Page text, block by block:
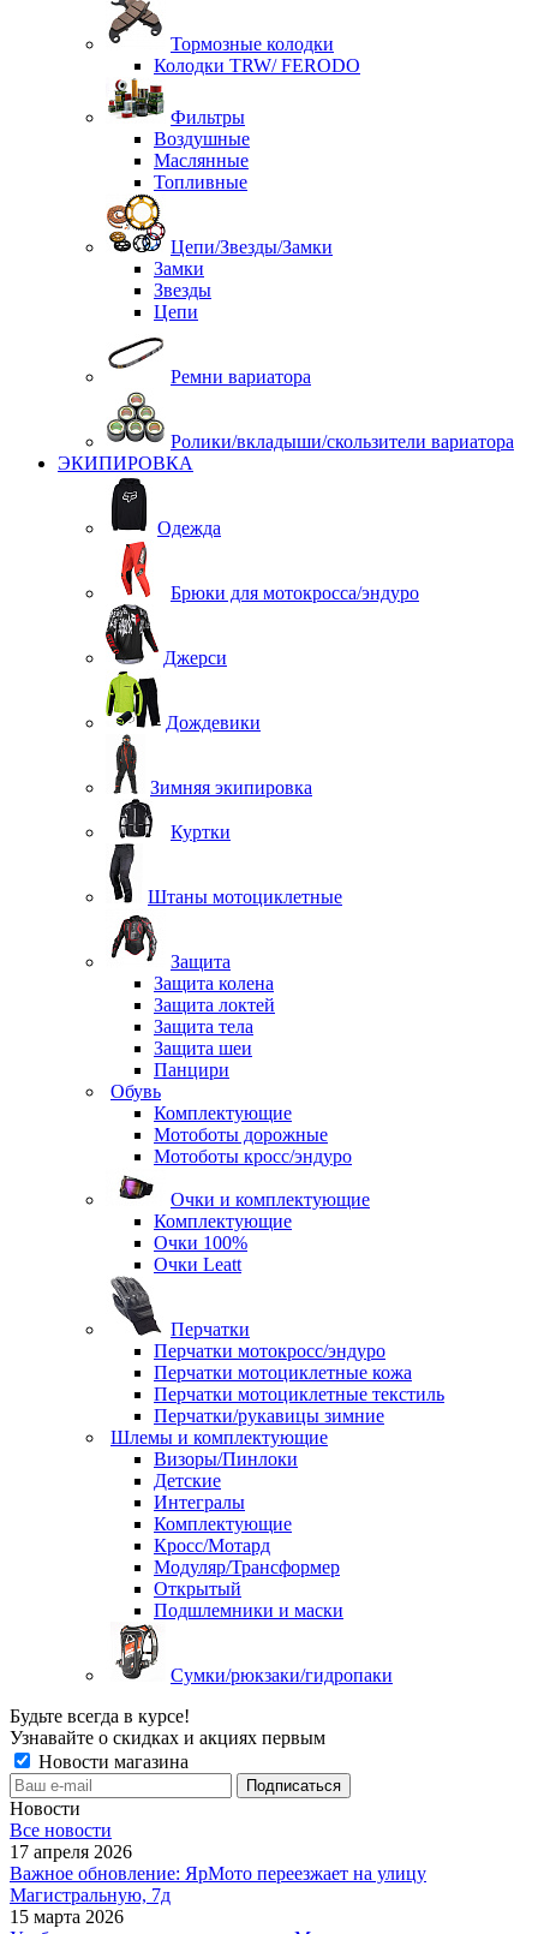
Тормозные колодки
Колодки TRW/ FERODO
Фильтры
Воздушные
Маслянные
Топливные
Цепи/Звезды/Замки
Замки
Звезды
Цепи
Ремни вариатора
Ролики/вкладыши/скользители вариатора
ЭКИПИРОВКА
Одежда
Брюки для мотокросса/эндуро
Джерси
Дождевики
Зимняя экипировка
Куртки
Штаны мотоциклетные
Защита
Защита колена
Защита локтей
Защита тела
Защита шеи
Панцири
Обувь
Комплектующие
Мотоботы дорожные
Мотоботы кросс/эндуро
Очки и комплектующие
Комплектующие
Очки 100%
Очки Leatt
Перчатки
Перчатки мотокросс/эндуро
Перчатки мотоциклетные кожа
Перчатки мотоциклетные текстиль
Перчатки/рукавицы зимние
Шлемы и комплектующие
Визоры/Пинлоки
Детские
Интегралы
Комплектующие
Кросс/Мотард
Модуляр/Трансформер
Открытый
Подшлемники и маски
Сумки/рюкзаки/гидропаки
Будьте всегда в курсе!
Узнавайте о скидках и акциях первым
Новости магазина
Новости
Все новости
17 апреля 2026
Важное обновление: ЯрМото переезжает на улицу
Магистральную, 7д
15 марта 2026